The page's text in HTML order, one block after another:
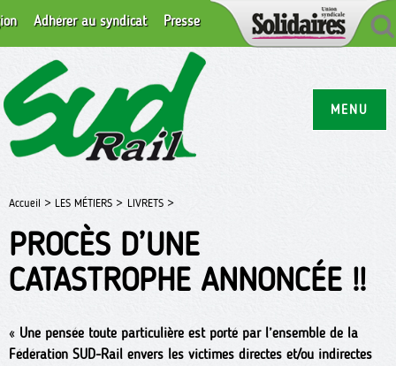
MENU
Adhérer au syndicat Presse
Accueil > LES MÉTIERS > LIVRETS >
PROCÈS D’UNE
CATASTROPHE ANNONCÉE !!
« Une pensée toute particulière est porté par l’ensemble de la
Fédération SUD-Rail envers les victimes directes et/ou indirectes